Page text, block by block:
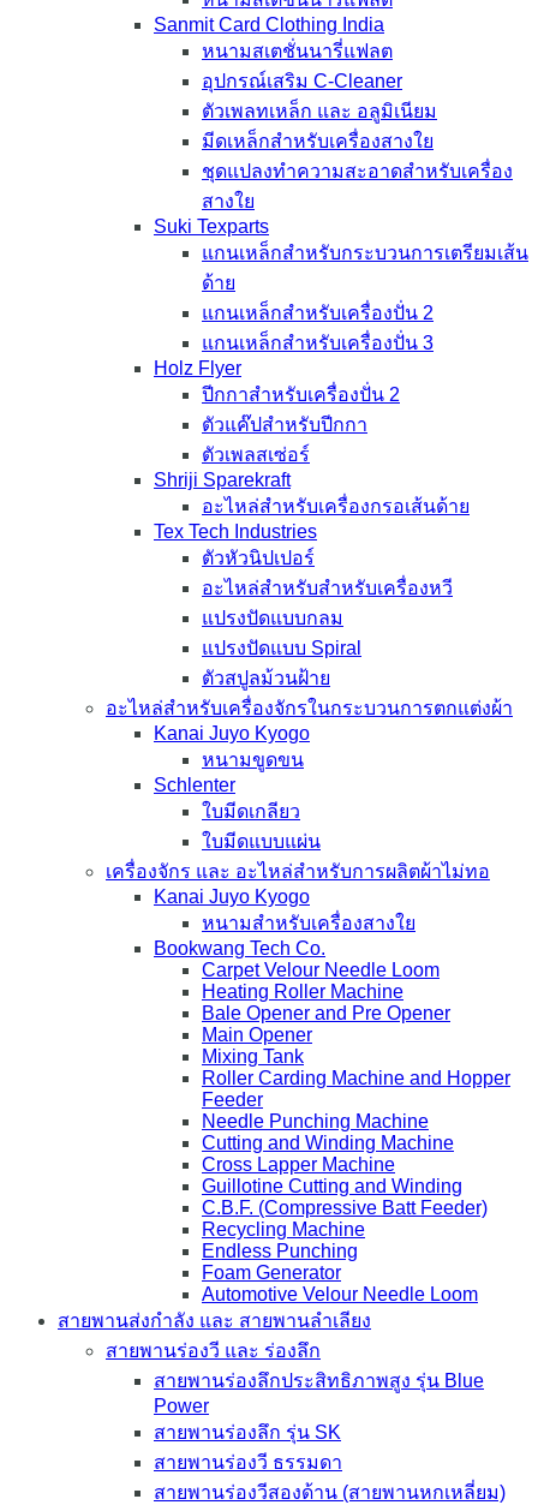
Sanmit Card Clothing India
หนามสเตชั่นนารี่แฟลต
อุปกรณ์เสริม C-Cleaner
ตัวเพลทเหล็ก และ อลูมิเนียม
มีดเหล็กสำหรับเครื่องสางใย
ชุดแปลงทำความสะอาดสำหรับเครื่อง
สางใย
Suki Texparts
แกนเหล็กสำหรับกระบวนการเตรียมเส้น
ด้าย
แกนเหล็กสำหรับเครื่องปั่น 2
แกนเหล็กสำหรับเครื่องปั่น 3
Holz Flyer
ปีกกาสำหรับเครื่องปั่น 2
ตัวแค๊ปสำหรับปีกกา
ตัวเพลสเซ่อร์
Shriji Sparekraft
อะไหล่สำหรับเครื่องกรอเส้นด้าย
Tex Tech Industries
ตัวหัวนิปเปอร์
อะไหล่สำหรับสำหรับเครื่องหวี
แปรงปัดแบบกลม
แปรงปัดแบบ Spiral
ตัวสปูลม้วนฝ้าย
อะไหล่สำหรับเครื่องจักรในกระบวนการตกแต่งผ้า
Kanai Juyo Kyogo
หนามขูดขน
Schlenter
ใบมีดเกลียว
ใบมีดแบบแผ่น
เครื่องจักร และ อะไหล่สำหรับการผลิตผ้าไม่ทอ
Kanai Juyo Kyogo
หนามสำหรับเครื่องสางใย
Bookwang Tech Co.
Carpet Velour Needle Loom
Heating Roller Machine
Bale Opener and Pre Opener
Main Opener
Mixing Tank
Roller Carding Machine and Hopper
Feeder
Needle Punching Machine
Cutting and Winding Machine
Cross Lapper Machine
Guillotine Cutting and Winding
C.B.F. (Compressive Batt Feeder)
Recycling Machine
Endless Punching
Foam Generator
Automotive Velour Needle Loom
สายพานส่งกำลัง และ สายพานลำเลียง
สายพานร่องวี และ ร่องลึก
สายพานร่องลึกประสิทธิภาพสูง รุ่น Blue
Power
สายพานร่องลึก รุ่น SK
สายพานร่องวี ธรรมดา
สายพานร่องวีสองด้าน (สายพานหกเหลี่ยม)